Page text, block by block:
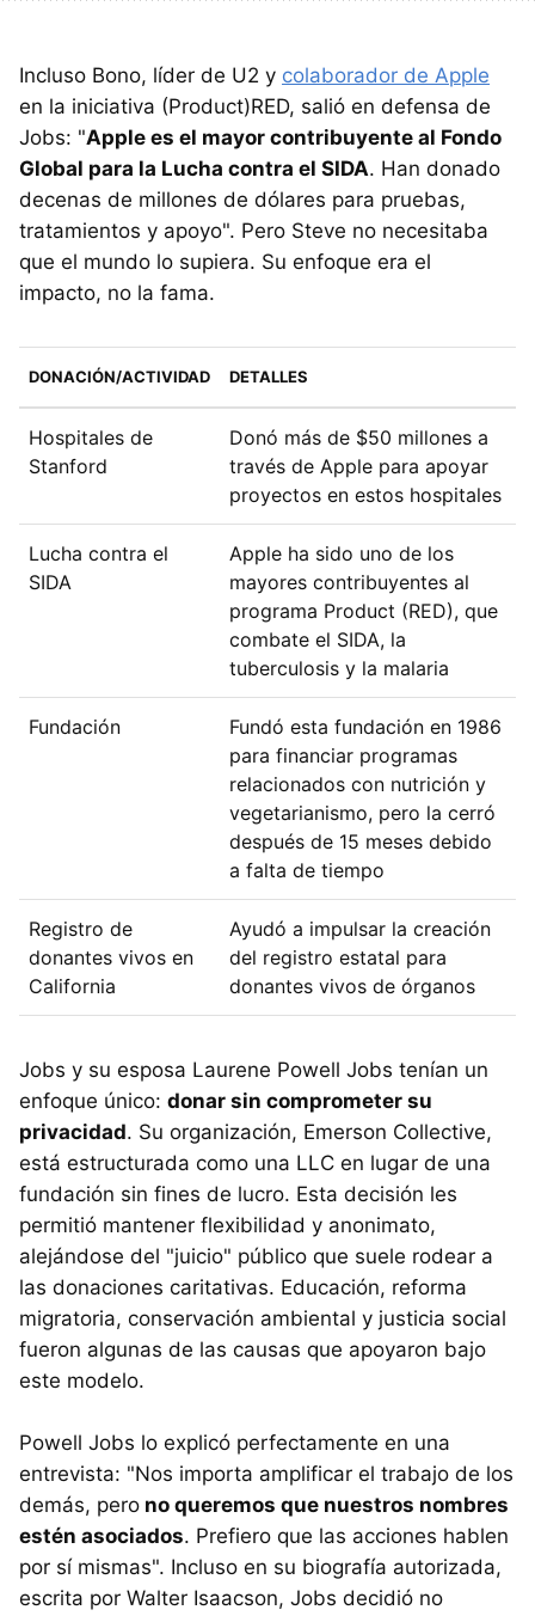
Incluso Bono, líder de U2 y colaborador de Apple
en la iniciativa (Product)RED, salió en defensa de
Jobs: "Apple es el mayor contribuyente al Fondo
Global para la Lucha contra el SIDA. Han donado
decenas de millones de dólares para pruebas,
tratamientos y apoyo". Pero Steve no necesitaba
que el mundo lo supiera. Su enfoque era el
impacto, no la fama.
DONACIÓN/ACTIVIDAD DETALLES
Hospitales de
Stanford
Donó más de $50 millones a
través de Apple para apoyar
proyectos en estos hospitales
Lucha contra el
SIDA
Apple ha sido uno de los
mayores contribuyentes al
programa Product (RED), que
combate el SIDA, la
tuberculosis y la malaria
Fundación
Fundó esta fundación en 1986
para financiar programas
relacionados con nutrición y
vegetarianismo, pero la cerró
después de 15 meses debido
a falta de tiempo
Registro de
donantes vivos en
California
Ayudó a impulsar la creación
del registro estatal para
donantes vivos de órganos
Jobs y su esposa Laurene Powell Jobs tenían un
enfoque único: donar sin comprometer su
privacidad. Su organización, Emerson Collective,
está estructurada como una LLC en lugar de una
fundación sin fines de lucro. Esta decisión les
permitió mantener flexibilidad y anonimato,
alejándose del "juicio" público que suele rodear a
las donaciones caritativas. Educación, reforma
migratoria, conservación ambiental y justicia social
fueron algunas de las causas que apoyaron bajo
este modelo.
Powell Jobs lo explicó perfectamente en una
entrevista: "Nos importa amplificar el trabajo de los
demás, pero no queremos que nuestros nombres
estén asociados. Prefiero que las acciones hablen
por sí mismas". Incluso en su biografía autorizada,
escrita por Walter Isaacson, Jobs decidió no